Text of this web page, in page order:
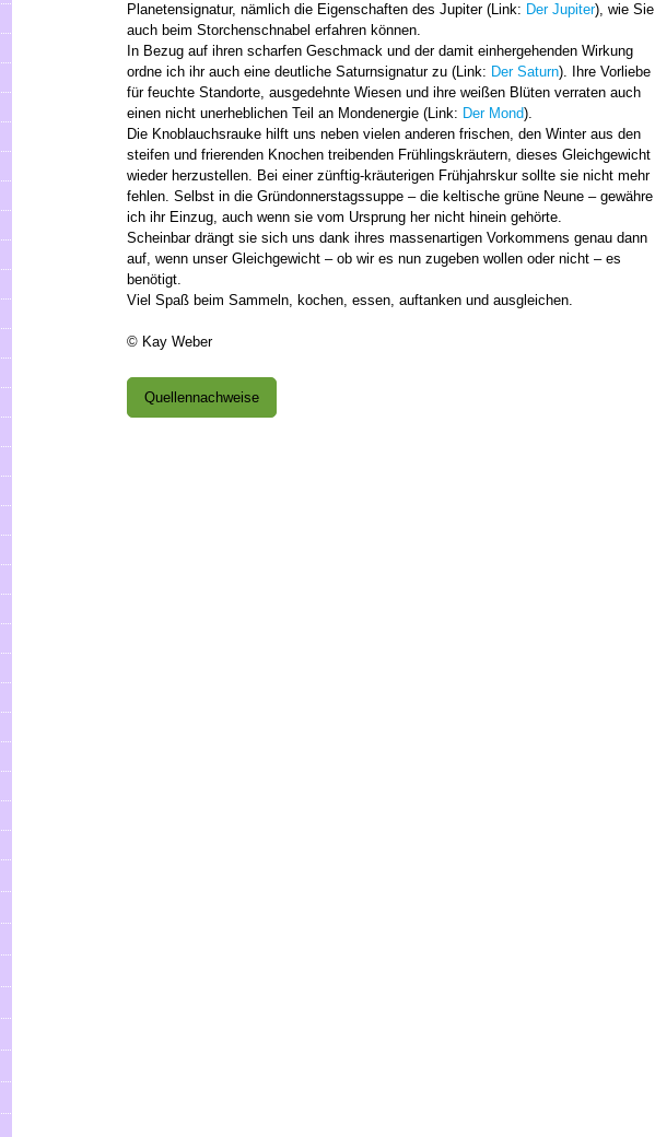
Planetensignatur, nämlich die Eigenschaften des Jupiter (Link: Der Jupiter), wie Sie
auch beim Storchenschnabel erfahren können.
In Bezug auf ihren scharfen Geschmack und der damit einhergehenden Wirkung
ordne ich ihr auch eine deutliche Saturnsignatur zu (Link: Der Saturn). Ihre Vorliebe
für feuchte Standorte, ausgedehnte Wiesen und ihre weißen Blüten verraten auch
einen nicht unerheblichen Teil an Mondenergie (Link: Der Mond).
Die Knoblauchsrauke hilft uns neben vielen anderen frischen, den Winter aus den
steifen und frierenden Knochen treibenden Frühlingskräutern, dieses Gleichgewicht
wieder herzustellen. Bei einer zünftig-kräuterigen Frühjahrskur sollte sie nicht mehr
fehlen. Selbst in die Gründonnerstagssuppe – die keltische grüne Neune – gewähre
ich ihr Einzug, auch wenn sie vom Ursprung her nicht hinein gehörte.
Scheinbar drängt sie sich uns dank ihres massenartigen Vorkommens genau dann
auf, wenn unser Gleichgewicht – ob wir es nun zugeben wollen oder nicht – es
benötigt.
Viel Spaß beim Sammeln, kochen, essen, auftanken und ausgleichen.
© Kay Weber
Quellennachweise